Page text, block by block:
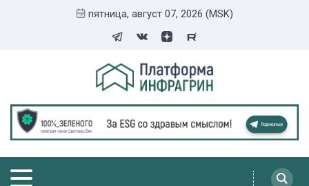
пятница, август 07, 2026 (MSK)